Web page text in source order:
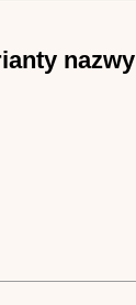
nazwy